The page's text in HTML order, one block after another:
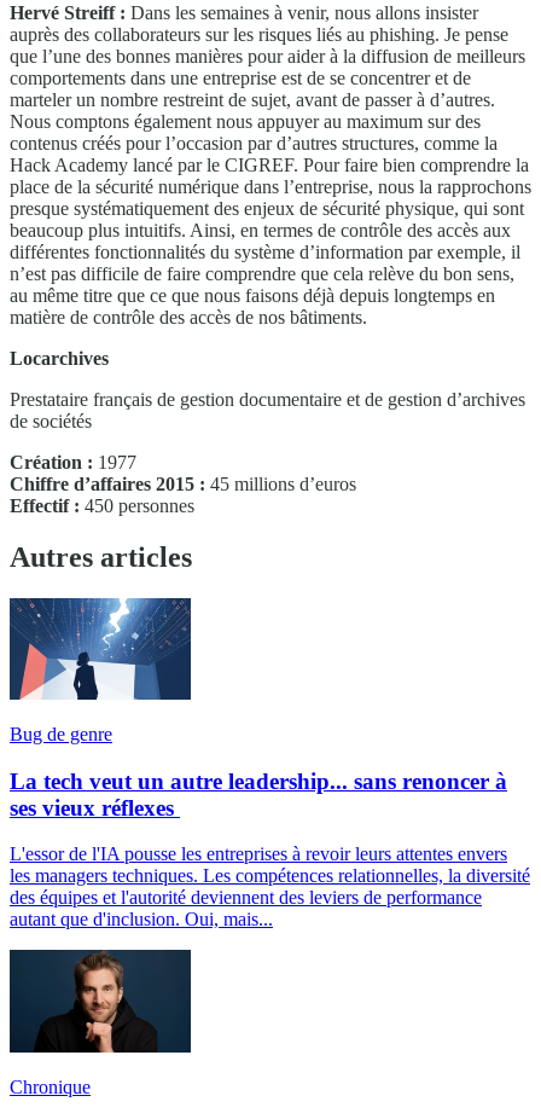
Hervé Streiff : Dans les semaines à venir, nous allons insister
auprès des collaborateurs sur les risques liés au phishing. Je pense
que l’une des bonnes manières pour aider à la diffusion de meilleurs
comportements dans une entreprise est de se concentrer et de
marteler un nombre restreint de sujet, avant de passer à d’autres.
Nous comptons également nous appuyer au maximum sur des
contenus créés pour l’occasion par d’autres structures, comme la
Hack Academy lancé par le CIGREF. Pour faire bien comprendre la
place de la sécurité numérique dans l’entreprise, nous la rapprochons
presque systématiquement des enjeux de sécurité physique, qui sont
beaucoup plus intuitifs. Ainsi, en termes de contrôle des accès aux
différentes fonctionnalités du système d’information par exemple, il
n’est pas difficile de faire comprendre que cela relève du bon sens,
au même titre que ce que nous faisons déjà depuis longtemps en
matière de contrôle des accès de nos bâtiments.
Locarchives
Prestataire français de gestion documentaire et de gestion d’archives
de sociétés
Création : 1977
Chiffre d’affaires 2015 : 45 millions d’euros
Effectif : 450 personnes
Autres articles
Bug de genre
La tech veut un autre leadership... sans renoncer à
ses vieux réflexes
L'essor de l'IA pousse les entreprises à revoir leurs attentes envers
les managers techniques. Les compétences relationnelles, la diversité
des équipes et l'autorité deviennent des leviers de performance
autant que d'inclusion. Oui, mais...
Chronique